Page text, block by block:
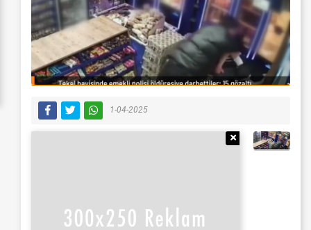
1-04-2025
Reklamı Gizle